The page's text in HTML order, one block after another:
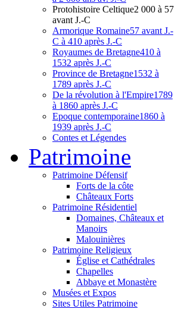
Protohistoire Celtique2 000 à 57
avant J.-C
Armorique Romaine57 avant J.-
C à 410 après J.-C
Royaumes de Bretagne410 à
1532 après J.-C
Province de Bretagne1532 à
1789 après J.-C
De la révolution à l'Empire1789
à 1860 après J.-C
Epoque contemporaine1860 à
1939 après J.-C
Contes et Légendes
Patrimoine
Patrimoine Défensif
Forts de la côte
Châteaux Forts
Patrimoine Résidentiel
Domaines, Châteaux et
Manoirs
Malouinières
Patrimoine Religieux
Église et Cathédrales
Chapelles
Abbaye et Monastère
Musées et Expos
Sites Utiles Patrimoine